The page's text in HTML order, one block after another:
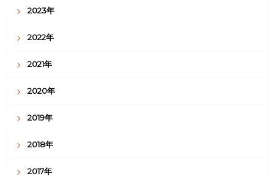
2023年
2022年
2021年
2020年
2019年
2018年
2017年